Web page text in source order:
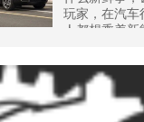
玩家，在汽车
人都想乘着